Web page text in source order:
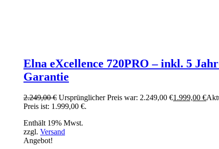
Elna eXcellence 720PRO – inkl. 5
Garantie
2.249,00€ Ursprünglicher Preis war: 2.249,00 €1.999,00 €
Preis ist: 1.999,00 €.
Enthält 19% Mwst.
zzgl. Versand
Angebot!